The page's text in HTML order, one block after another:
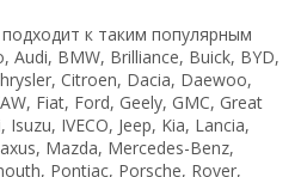
подходит к таким популярным
Audi, BMW, Brilliance, Buick, BYD,
Citroen, Dacia, Daewoo,
Fiat, Ford, Geely, GMC, Great
IVECO, Jeep, Kia, Lancia,
Mazda, Mercedes-Benz,
Pontiac, Porsche, Rover,